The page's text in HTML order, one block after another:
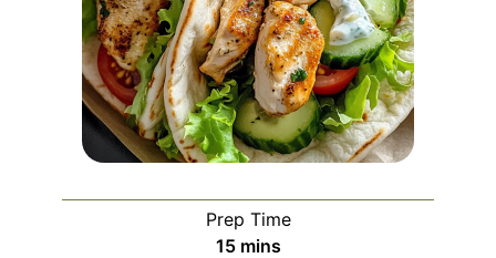
Prep Time
15minutes
mins